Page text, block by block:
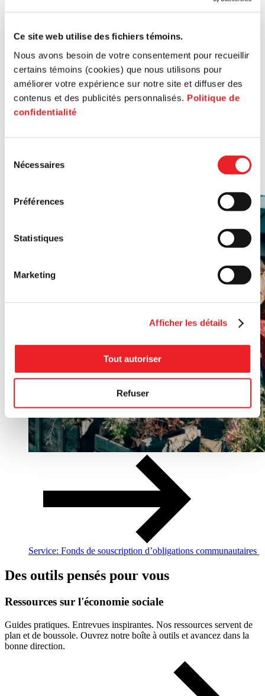
Ce site web utilise des fichiers témoins.
Nous avons besoin de votre consentement pour recueillir
certains témoins (cookies) que nous utilisons pour
améliorer votre expérience sur notre site et diffuser des
contenus et des publicités personnalisés. Politique de
confidentialité
Nécessaires
Préférences
Statistiques
Marketing
Afficher les détails
Tout autoriser
Refuser
Fonds de souscription d’obligations communautaires
Entreprises collectives, ce projet pilote vise à donner un élan à
vos initiatives grâce aux obligations communautaires. En
égalant la contribution des citoyen(ne)s-investisseur(se)s, ce
qu’il s’agisse d’acheter un immeuble, de moderniser un local
qu’un appui financier, c’est une façon concrète de resserrer les
liens entre votre organisation et la communauté qui vous
Service: Fonds de souscription d’obligations communautaires
Des outils pensés pour vous
Ressources sur l'économie sociale
Guides pratiques. Entrevues inspirantes. Nos ressources servent de
plan et de boussole. Ouvrez notre boîte à outils et avancez dans la
bonne direction.